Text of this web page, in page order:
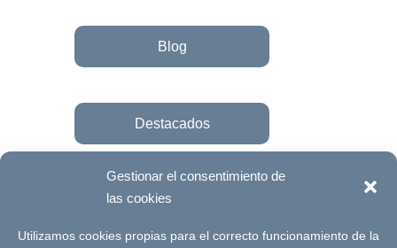
Gestionar el consentimiento de
las cookies
Utilizamos cookies propias para el correcto funcionamiento de la
Blog
Destacados
Únete a la fundación